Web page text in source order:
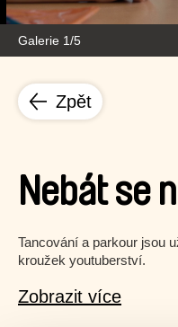
Galerie 1/5
Zpět
Nebát se
Tancování a parkour jsou
kroužek youtuberství.
Zobrazit více